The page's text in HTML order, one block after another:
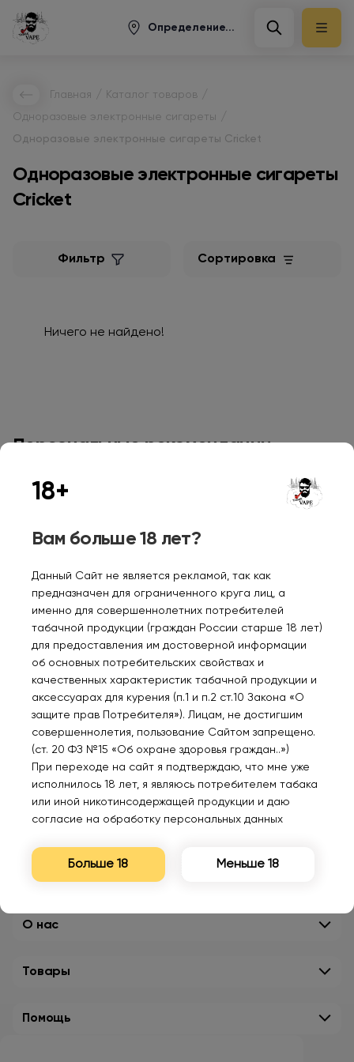
Определение...
Главная Каталог товаров
Одноразовые электронные сигареты
Одноразовые электронные сигареты Cricket
Одноразовые электронные сигареты
Cricket
Фильтр Сортировка
Ничего не найдено!
Персональные рекомендации
1.4ohm SL-2S888-COIL
(в упак. 5 шт.)
1400₽
№ 6 40 гр.
770₽
О нас
Товары
Помощь
18+
Вам больше 18 лет?
Данный Сайт не является рекламой, так как
предназначен для ограниченного круга лиц, а
именно для совершеннолетних потребителей
табачной продукции (граждан России старше 18 лет)
для предоставления им достоверной информации
об основных потребительских свойствах и
качественных характеристик табачной продукции и
аксессуарах для курения (п.1 и п.2 ст.10 Закона «О
защите прав Потребителя»). Лицам, не достигшим
совершеннолетия, пользование Сайтом запрещено.
(ст. 20 ФЗ №15 «Об охране здоровья граждан..»)
При переходе на сайт я подтверждаю, что мне уже
исполнилось 18 лет, я являюсь потребителем табака
или иной никотинсодержащей продукции и даю
согласие на обработку персональных данных
Больше 18 Меньше 18